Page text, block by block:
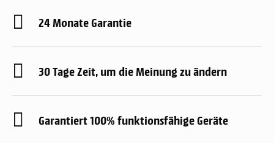
24 Monate Garantie
30 Tage Zeit, um die Meinung zu ändern
Garantiert 100% funktionsfähige Geräte